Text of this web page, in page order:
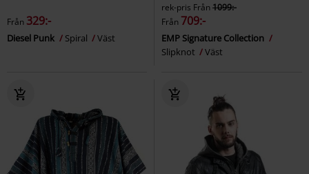
Från 329:-
Diesel Punk Spiral Väst
rek-pris Från1099:-
Från 709:-
EMP Signature Collection
Slipknot
Väst